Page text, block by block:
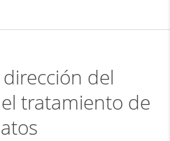
del
tratamiento de